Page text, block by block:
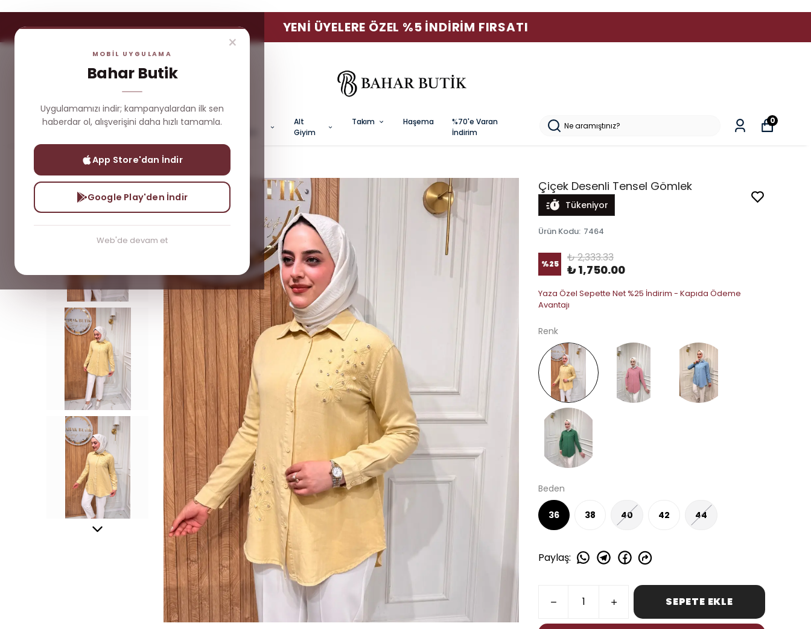
×
MOBİL UYGULAMA
Bahar Butik
Uygulamamızı indir; kampanyalardan ilk sen
haberdar ol, alışverişini daha hızlı tamamla.
App Store'dan İndir
Google Play'den İndir
Web'de devam et
YENI ÜYELERE ÖZEL %5 İNDIRIM FIRSATI
Yeni
Çok
Üst
Alt
Giyim
Takım Haşema
%70'e Varan
İndirim
0
Yeni Gelenler Çiçek Desenli Tensel Gömlek
Çiçek Desenli Tensel Gömlek
Tükeniyor
Ürün Kodu: 7464
%25 ₺ 2,333.33
₺ 1,750.00
Yaza Özel Sepette Net %25 İndirim - Kapıda Ödeme
Avantajı
Renk
Beden
36 38 40 42 44
Paylaş:
SEPETE EKLE